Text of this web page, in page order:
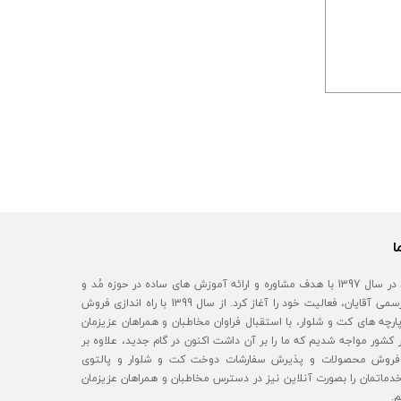
آقای مُد در سال 1397 با هدف مشاوره و ارائه آموزش های ساده در حوزه مُد و
استایل رسمی آقایان، فعالیت خود را آغاز کرد. از سال 1399 با راه اندازی فروش
های کت و شلوار، با استقبال فراوان مخاطبان و همراهان عزیزمان
کشور مواجه شدیم که ما را بر آن داشت اکنون در گام جدید، علاوه بر
محصولات و پذیرش سفارشات دوخت کت و شلوار و پالتوی
خدماتمان را بصورت آنلاین نیز در دسترس مخاطبان و همراهان عزیزمان